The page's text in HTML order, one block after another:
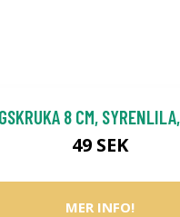
8 CM,
49 SEK
MER INFO!